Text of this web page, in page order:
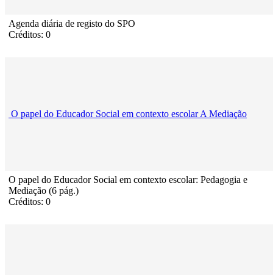
Agenda diária de registo do SPO
Créditos: 0
O papel do Educador Social em contexto escolar A Mediação
O papel do Educador Social em contexto escolar: Pedagogia e
Mediação (6 pág.)
Créditos: 0